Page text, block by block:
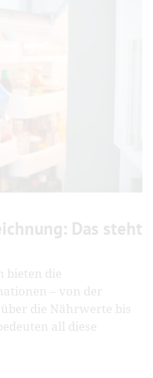
Das steht
bieten die
– von der
die Nährwerte bis
all diese